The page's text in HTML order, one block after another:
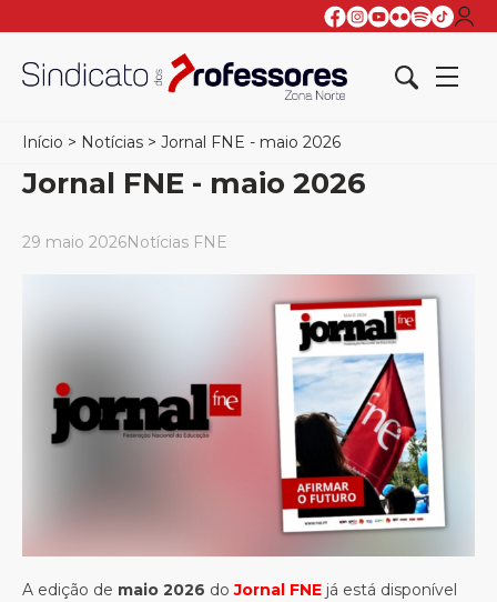
Início > Notícias > Jornal FNE - maio 2026
Jornal FNE - maio 2026
29 maio 2026Notícias FNE
A edição de maio 2026 doJornal FNE já está disponível